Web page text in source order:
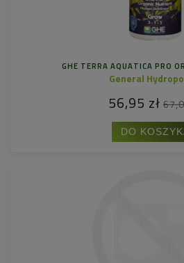
GHE TERRA AQUATICA PRO
General
56,95 zł
DO